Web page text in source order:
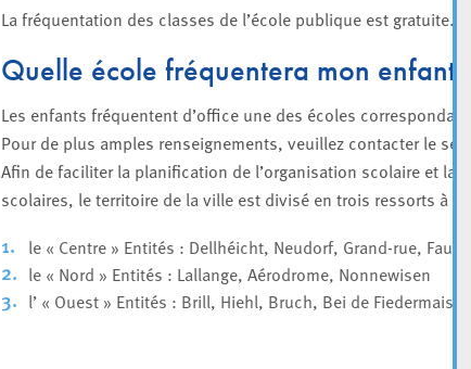
La fréquentation des classes de l’école publique est gratuite.
Quelle école fréquentera mon enfant ?
Les enfants fréquentent d’office une des écoles
Pour de plus amples renseignements, veuillez contacter le
Afin de faciliter la planification de l’organisation scolaire et la
scolaires, le territoire de la ville est divisé en trois ressorts à
le « Centre » Entités : Dellhéicht, Neudorf, Grand-rue,
le « Nord » Entités : Lallange, Aérodrome, Nonnewisen
l’ « Ouest » Entités : Brill, Hiehl, Bruch, Bei de Fiedermais,